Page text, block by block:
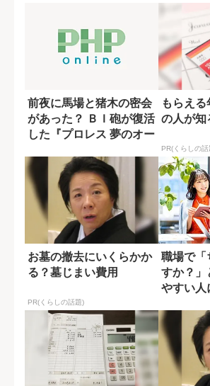
前夜に馬場と猪木の密会
があった？ ＢＩ砲が復活
した『プロレス 夢のオー
もらえ
の人が知
PR(くらしの話
お墓の撤去にいくらかか
る？墓じまい費用
PR(くらしの話題)
職場で「
すか？」
やすい人